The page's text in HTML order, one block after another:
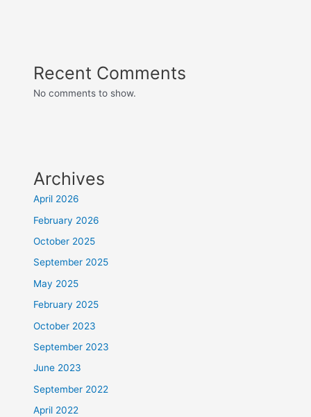
Recent Comments
No comments to show.
Archives
April 2026
February 2026
October 2025
September 2025
May 2025
February 2025
October 2023
September 2023
June 2023
September 2022
April 2022